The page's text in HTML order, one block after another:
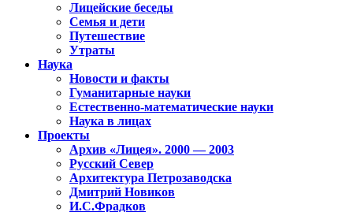
Лицейские беседы
Семья и дети
Путешествие
Утраты
Наука
Новости и факты
Гуманитарные науки
Естественно-математические науки
Наука в лицах
Проекты
Архив «Лицея». 2000 — 2003
Русский Север
Архитектура Петрозаводска
Дмитрий Новиков
И.С.Фрадков